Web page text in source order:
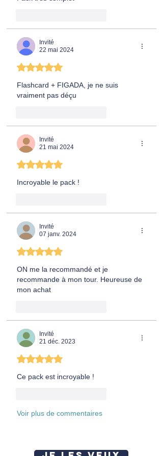
Invité
22 mai 2024
Noté 5 étoiles sur 5.
Flashcard + FIGADA, je ne suis
vraiment pas déçu
Invité
21 mai 2024
Noté 5 étoiles sur 5.
Incroyable le pack !
Invité
07 janv. 2024
Noté 5 étoiles sur 5.
ON me la recommandé et je
recommande à mon tour. Heureuse de
mon achat
Invité
21 déc. 2023
Noté 5 étoiles sur 5.
Ce pack est incroyable !
Voir plus de commentaires